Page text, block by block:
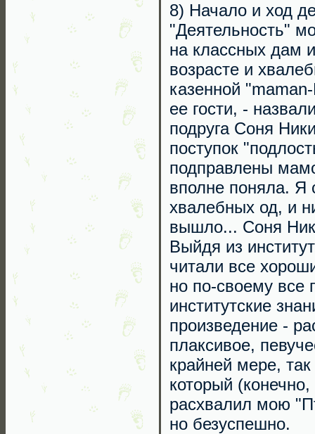
8) Начало и ход
"Деятельность"
на классных дам
возрасте и
казенной
ее гости, -
подруга Соня
поступок
подправлены
вполне поняла. Я
хвалебных од, и
вышло... Соня
Выйдя из
читали все
но по-своему все
институтские
произведение -
плаксивое,
крайней мере,
который
расхвалил мою
но безуспешно.